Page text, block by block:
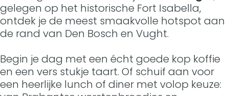
gelegen op het historische Fort Isabella,
ontdek je de meest smaakvolle hotspot aan
de rand van Den Bosch en Vught.
Begin je dag met een écht goede kop koffie
en een vers stukje taart. Of schuif aan voor
een heerlijke lunch of diner met volop keuze: